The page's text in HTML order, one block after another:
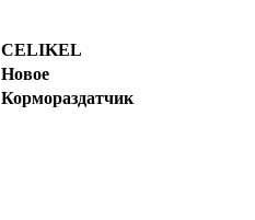
CELIKEL
Новое
Кормораздатчик